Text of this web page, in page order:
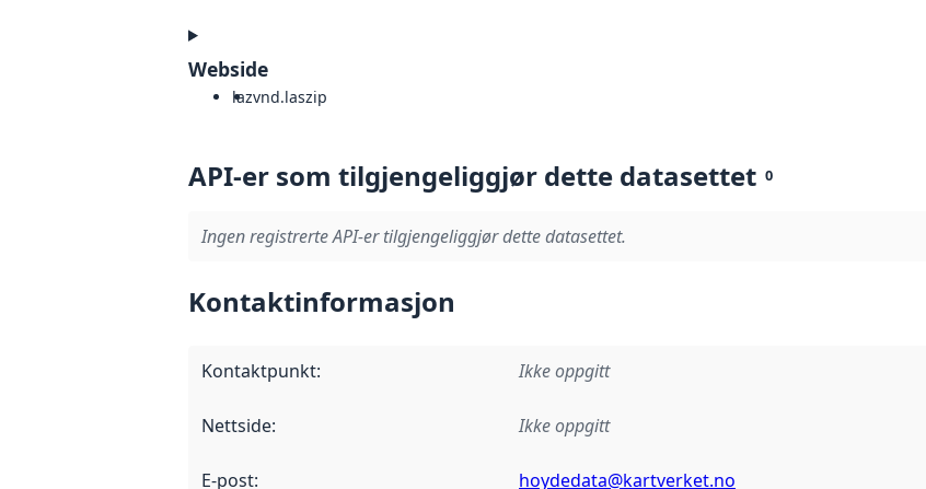
Webside
lazvnd.laszip
API-er som tilgjengeliggjør dette datasettet 0
Ingen registrerte API-er tilgjengeliggjør dette datasettet.
Kontaktinformasjon
Kontaktpunkt: Ikke oppgitt
Nettside: Ikke oppgitt
E-post: hoydedata@kartverket.no